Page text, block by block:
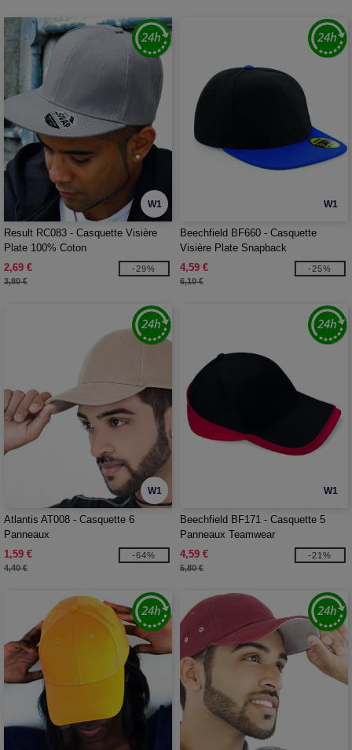
W1
Result RC083 - Casquette Visière
Plate 100% Coton
2,69 €
3,80 €
-29%
W1
Beechfield BF660 - Casquette
Visière Plate Snapback
4,59 €
6,10 €
-25%
W1
Atlantis AT008 - Casquette 6
Panneaux
1,59 €
4,40 €
-64%
W1
Beechfield BF171 - Casquette 5
Panneaux Teamwear
4,59 €
5,80 €
-21%